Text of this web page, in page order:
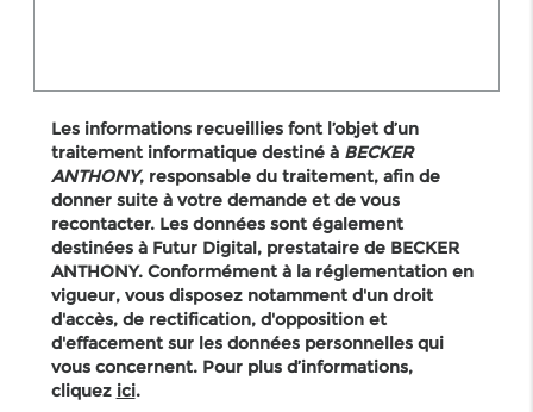
Les informations recueillies font l’objet d’un
traitement informatique destiné àBECKER
ANTHONY, responsable du traitement, afin de
donner suite à votre demande et de vous
recontacter. Les données sont également
destinées à Futur Digital, prestataire de BECKER
ANTHONY. Conformément à la réglementation en
vigueur, vous disposez notamment d'un droit
d'accès, de rectification, d'opposition et
d'effacement sur les données personnelles qui
vous concernent. Pour plus d’informations,
cliquez ici.